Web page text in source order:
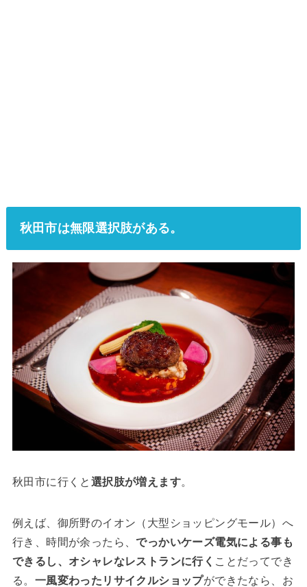
秋田市は無限選択肢がある。
秋田市に行くと 選択肢が増えます。
例えば、御所野のイオン（大型ショッピングモール）へ
行き、時間が余ったら、でっかいケーズ電気による事も
できるし、オシャレなレストランに行く ことだってでき
る。 一風変わったリサイクルショップができたなら、お